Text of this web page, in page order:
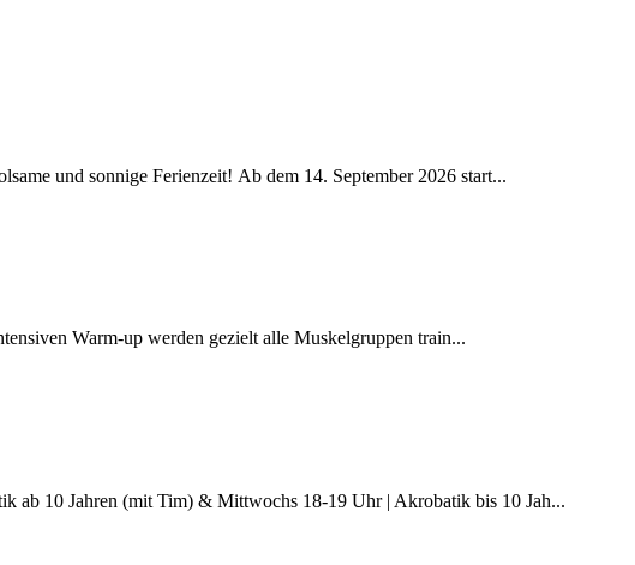
und sonnige Ferienzeit! Ab dem 14. September 2026 start...
Warm-up werden gezielt alle Muskelgruppen train...
ab 10 Jahren (mit Tim) & Mittwochs 18-19 Uhr | Akrobatik bis 10 Jah...